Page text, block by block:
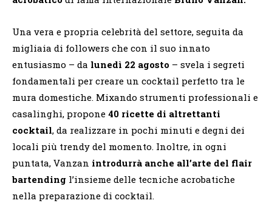
Una vera e propria celebrità del settore, seguita da
migliaia di followers che con il suo innato
entusiasmo – da lunedì 22 agosto – svela i segreti
fondamentali per creare un cocktail perfetto tra le
mura domestiche. Mixando strumenti professionali e
casalinghi, propone 40 ricette di altrettanti
cocktail, da realizzare in pochi minuti e degni dei
locali più trendy del momento. Inoltre, in ogni
puntata, Vanzan introdurrà anche all’arte del flair
bartending l’insieme delle tecniche acrobatiche
nella preparazione di cocktail.